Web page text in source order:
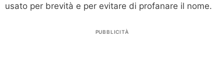
usato per brevità e per evitare di profanare il nome.
PUBBLICITÀ